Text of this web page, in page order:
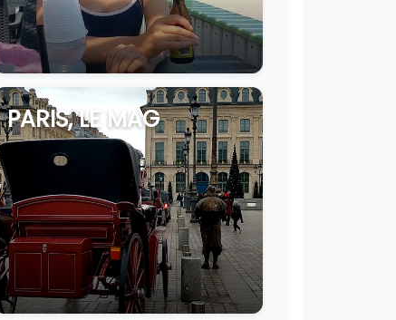
PARIS, LE MAG